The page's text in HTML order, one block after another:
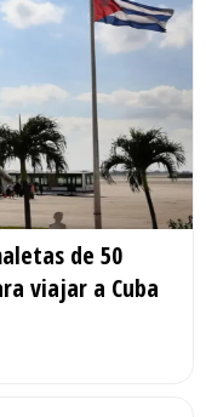
de 50
viajar a Cuba